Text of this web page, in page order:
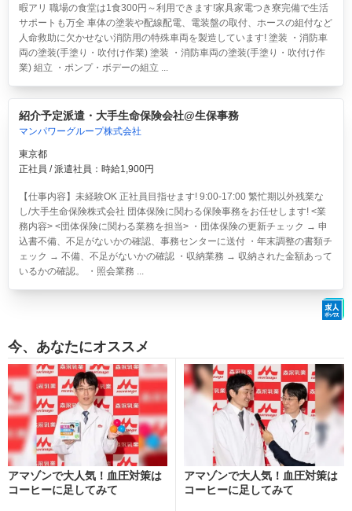
暇アリ 職場の食堂は1食300円～利用できます!家具家電つき寮完備で生活
サポートも万全 車体の塗装や配線配電、電装盤の取付、ホースの組付など
人命救助に欠かせない消防用の特殊車両を製造しています! 塗装 ・消防車
両の塗装(手塗り・吹付け作業) 塗装 ・消防車両の塗装(手塗り・吹付け作
業) 組立 ・ポンプ・ボデーの組立 ...
紹介予定派遣・大手生命保険会社@生保事務
マンパワーグループ株式会社
東京都
正社員 / 派遣社員：時給1,900円
【仕事内容】未経験OK 正社員目指せます! 9:00-17:00 繁忙期以外残業な
し/大手生命保険株式会社 団体保険に関わる保険事務をお任せします! <業
務内容> <団体保険に関わる業務を担当> ・団体保険の更新チェック → 申
込書不備、不足がないかの確認、事務センターに送付 ・年末調整の書類チ
ェック → 不備、不足がないかの確認 ・収納業務 → 収納された金額あって
いるかの確認。 ・照会業務 ...
今、あなたにオススメ
アマゾンで大人気！血圧対策は
コーヒーに足してみて
アマゾンで大人気！血圧対策は
コーヒーに足してみて